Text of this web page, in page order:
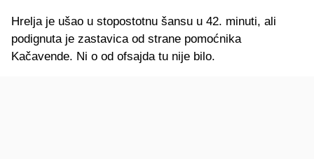
Hrelja je ušao u stopostotnu šansu u 42. minuti, ali
podignuta je zastavica od strane pomoćnika
Kačavende. Ni o od ofsajda tu nije bilo.